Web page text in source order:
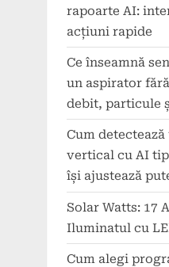
rapoarte AI:
acțiuni rapide
Ce înseamnă
un aspirator
debit, particule
Cum
vertical cu AI
își ajustează
Solar Watts: 17
Iluminatul cu
Cum alegi